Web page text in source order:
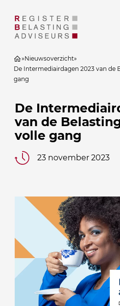
»Nieuwsoverzicht»
De Intermediairdagen 2023 van de
gang
De
van de
volle gang
23 november 2023